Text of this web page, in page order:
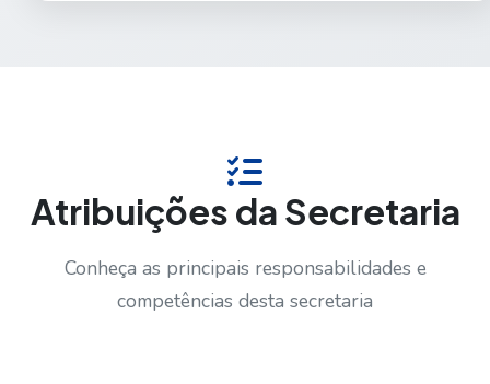
Atribuições da Secretaria
Conheça as principais responsabilidades e
competências desta secretaria